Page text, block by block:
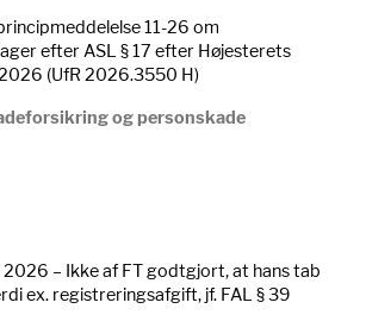
11-26 om
efter ASL § 17 efter Højesterets
(UfR 2026.3550 H)
og personskade